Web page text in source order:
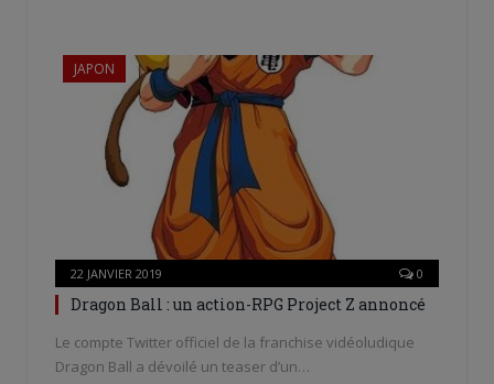
JAPON
22 JANVIER 2019 0
Dragon Ball : un action-RPG Project Z annoncé
Le compte Twitter officiel de la franchise vidéoludique
Dragon Ball a dévoilé un teaser d’un…